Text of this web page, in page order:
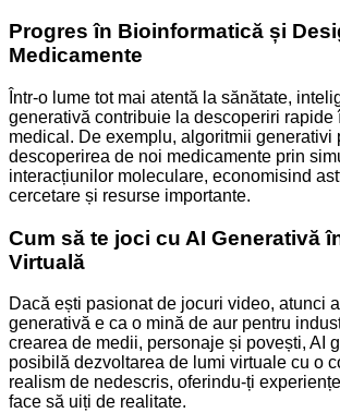
Progres în Bioinformatică și
Medicamente
Într-o lume tot mai atentă la sănătate,
generativă contribuie la descoperiri rapide
medical. De exemplu, algoritmii generativi
descoperirea de noi medicamente prin
interacțiunilor moleculare, economisind
cercetare și resurse importante.
Cum să te joci cu AI Generativă
Virtuală
Dacă ești pasionat de jocuri video, atunci
generativă e ca o mină de aur pentru
crearea de medii, personaje și povești, AI
posibilă dezvoltarea de lumi virtuale cu o
realism de nedescris, oferindu-ți
face să uiți de realitate.